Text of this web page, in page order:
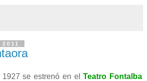
1927 se estrenó en elTeatro Fontalba